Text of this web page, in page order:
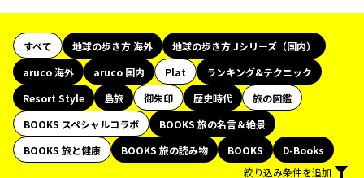
すべて 地球の歩き方 海外
地球の歩き方 Jシリーズ（国内）
aruco 海外
aruco 国内 Plat
ランキング&テクニック
Resort Style
島旅 御朱印 歴史時代
旅の図鑑
BOOKS スペシャルコラボ
BOOKS 旅の名言＆絶景
BOOKS 旅と健康
BOOKS 旅の読み物 BOOKS
D-Books
絞り込み条件を追加